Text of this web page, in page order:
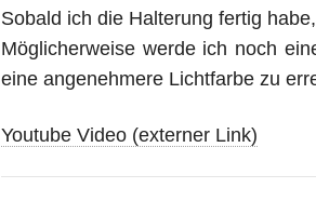
Sobald ich die Halterung fertig
Möglicherweise werde ich noch
eine angenehmere Lichtfarbe zu
Youtube Video (externer Link)